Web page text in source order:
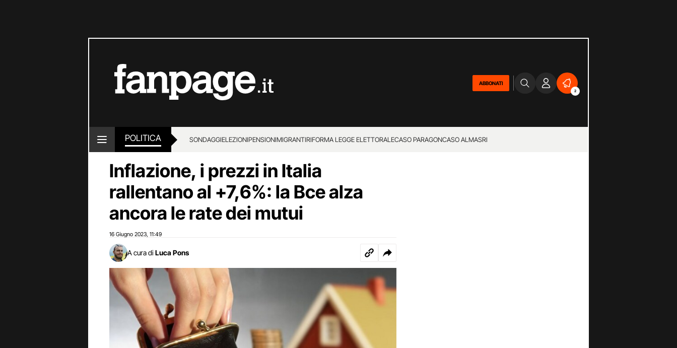
ABBONATI
2
POLITICA SONDAGGIELEZIONIPENSIONIMIGRANTIRIFORMA LEGGE ELETTORALECASO PARAGONCASO ALMASRI
Inflazione, i prezzi in Italia
rallentano al +7,6%: la Bce alza
ancora le rate dei mutui
16 Giugno 2023 11:49
A cura di Luca Pons